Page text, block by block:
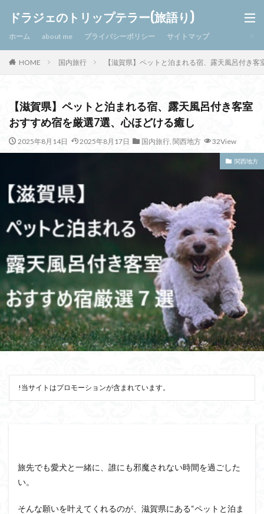
ドラジェのトリップテラー(旅語り)
ホーム about me プライバシーポリシー サイトマップ
HOME 国内旅行 【滋賀県】ペットと泊まれる宿、露天風呂付き
【滋賀県】ペットと泊まれる宿、露天風呂付き客室
おすすめ宿を厳選7選、心ほどける癒し
2025年8月14日 2025年8月17日 国内旅行, 関西地方 32View
関西地方
!当サイトはプロモーションが含まれています。
旅先でも愛犬と一緒に、誰にも邪魔されない時間を過ごした
い。
そんな願いを叶えてくれるのが、滋賀県にある“ペットと泊ま